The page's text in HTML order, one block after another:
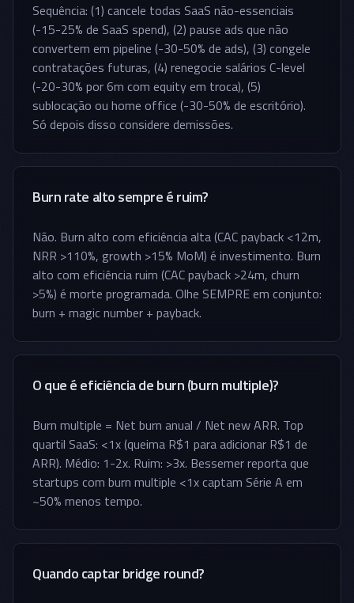
Sequência: (1) cancele todas SaaS não-essenciais
(-15-25% de SaaS spend), (2) pause ads que não
convertem em pipeline (-30-50% de ads), (3) congele
contratações futuras, (4) renegocie salários C-level
(-20-30% por 6m com equity em troca), (5)
sublocação ou home office (-30-50% de escritório).
Só depois disso considere demissões.
Burn rate alto sempre é ruim?
Não. Burn alto com eficiência alta (CAC payback <12m,
NRR >110%, growth >15% MoM) é investimento. Burn
alto com eficiência ruim (CAC payback >24m, churn
>5%) é morte programada. Olhe SEMPRE em conjunto:
burn + magic number + payback.
O que é eficiência de burn (burn multiple)?
Burn multiple = Net burn anual / Net new ARR. Top
quartil SaaS: <1x (queima R$1 para adicionar R$1 de
ARR). Médio: 1-2x. Ruim: >3x. Bessemer reporta que
startups com burn multiple <1x captam Série A em
~50% menos tempo.
Quando captar bridge round?